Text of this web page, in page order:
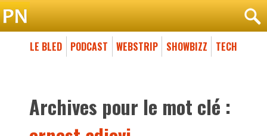
LE BLED PODCAST WEBSTRIP SHOWBIZZ TECH
Archives pour le mot clé :